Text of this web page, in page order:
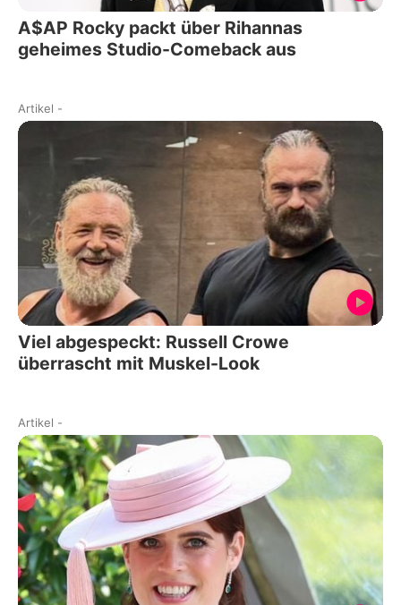
A$AP Rocky packt über Rihannas
geheimes Studio-Comeback aus
Artikel -
Viel abgespeckt: Russell Crowe
überrascht mit Muskel-Look
Artikel -